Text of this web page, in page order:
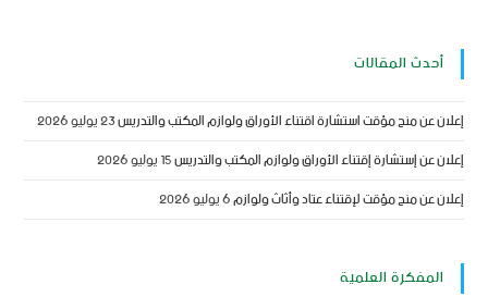
أحدث المقالات
إعلان عن منح مؤقت استشارة اقتناء الأوراق ولوازم المكتب والتدريس23 يوليو 2026
إعلان عن إستشارة إقتناء الأوراق ولوازم المكتب والتدريس15 يوليو 2026
إعلان عن منح مؤقت لإقتناء عتاد وأثاث ولوازم6 يوليو 2026
المفكرة العلمية